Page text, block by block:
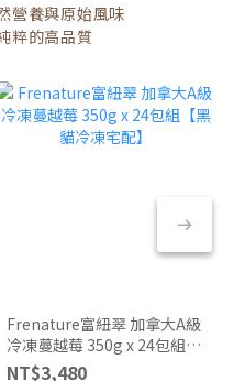
營養與原始風味
粹的高品質
Frenature富紐翠 加拿大A級
冷凍蔓越莓 350g x 24包組
【黑貓冷凍宅配】
NT$3,480